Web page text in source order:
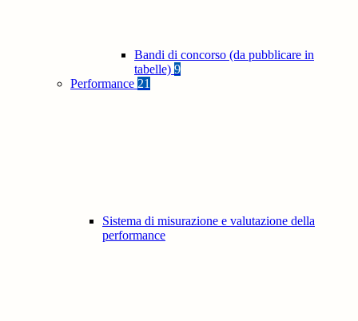
Bandi di concorso (da pubblicare in
tabelle) 9
Performance 21
Sistema di misurazione e valutazione della
performance